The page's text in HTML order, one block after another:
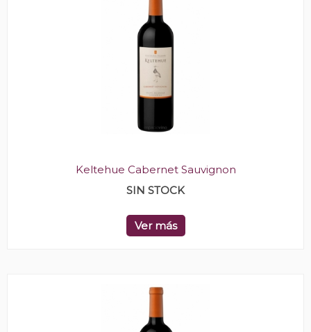
Keltehue Cabernet Sauvignon
SIN STOCK
Ver más